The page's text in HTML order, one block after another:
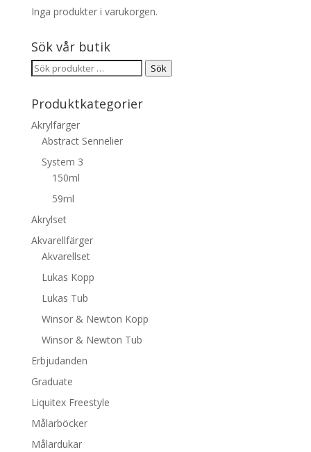
Inga produkter i varukorgen.
Sök vår butik
Sök
Sök
Produktkategorier
Akrylfärger
Abstract Sennelier
System 3
150ml
59ml
Akrylset
Akvarellfärger
Akvarellset
Lukas Kopp
Lukas Tub
Winsor & Newton Kopp
Winsor & Newton Tub
Erbjudanden
Graduate
Liquitex Freestyle
Målarböcker
Målardukar